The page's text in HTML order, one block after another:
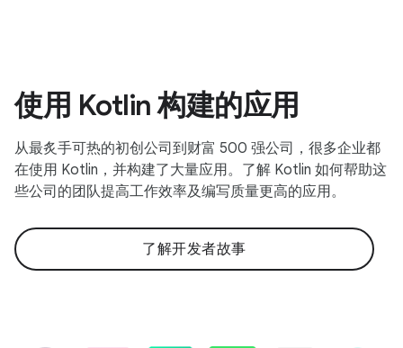
使用 Kotlin 构建的应用
从最炙手可热的初创公司到财富 500 强公司，很多企业都
在使用 Kotlin，并构建了大量应用。了解 Kotlin 如何帮助这
些公司的团队提高工作效率及编写质量更高的应用。
了解开发者故事